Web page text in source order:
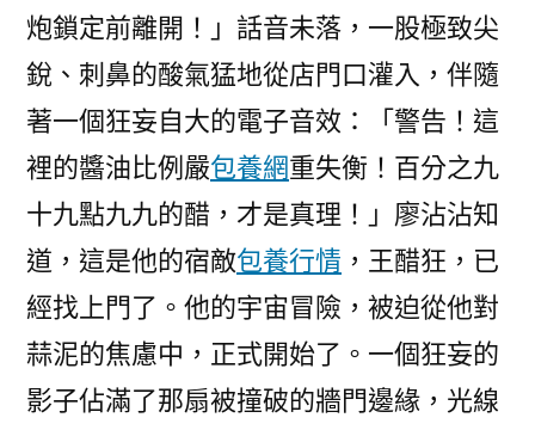
炮鎖定前離開！」話音未落，一股極致尖
銳、刺鼻的酸氣猛地從店門口灌入，伴隨
著一個狂妄自大的電子音效：「警告！這
裡的醬油比例嚴包養網重失衡！百分之九
十九點九九的醋，才是真理！」廖沾沾知
道，這是他的宿敵包養行情 ，王醋狂，已
經找上門了。他的宇宙冒險，被迫從他對
蒜泥的焦慮中，正式開始了。一個狂妄的
影子佔滿了那扇被撞破的牆門邊緣，光線